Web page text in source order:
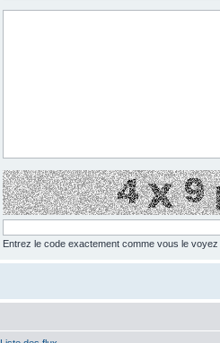
Entrez le code exactement comme vous le voyez